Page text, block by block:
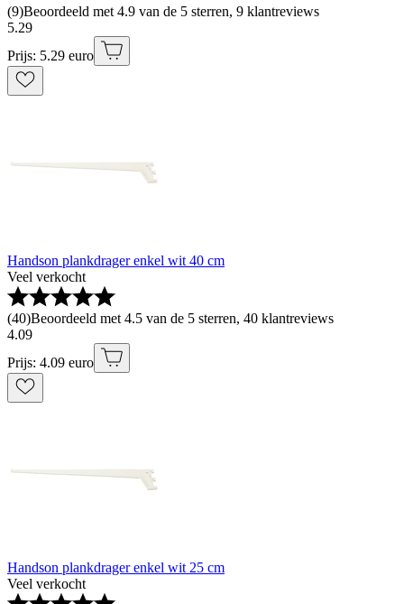
(9)Beoordeeld met 4.9 van de 5 sterren, 9 klantreviews
5.29
Prijs: 5.29 euro
Handson plankdrager enkel wit 40 cm
Veel verkocht
(40)Beoordeeld met 4.5 van de 5 sterren, 40 klantreviews
4.09
Prijs: 4.09 euro
Handson plankdrager enkel wit 25 cm
Veel verkocht